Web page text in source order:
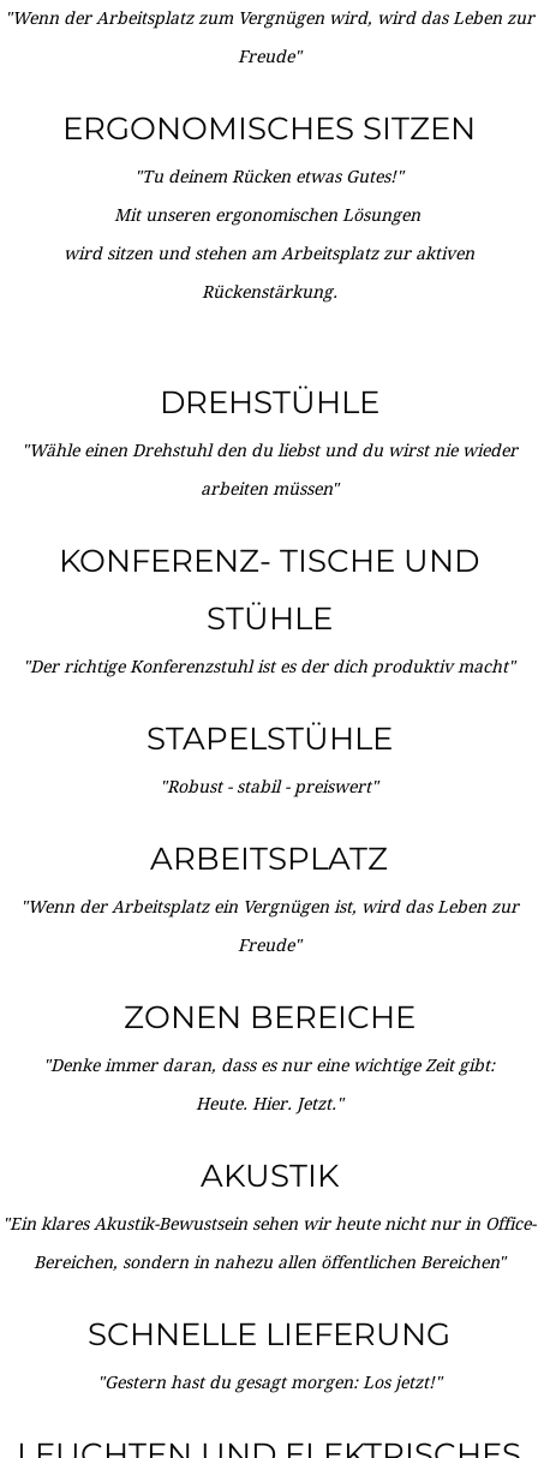
"Wenn der Arbeitsplatz zum Vergnügen wird, wird das Leben zur
Freude"
ERGONOMISCHES SITZEN
"Tu deinem Rücken etwas Gutes!"
Mit unseren ergonomischen Lösungen
wird sitzen und stehen am Arbeitsplatz zur aktiven
Rückenstärkung.
DREHSTÜHLE
"Wähle einen Drehstuhl den du liebst und du wirst nie wieder
arbeiten müssen"
KONFERENZ- TISCHE UND
STÜHLE
"Der richtige Konferenzstuhl ist es der dich produktiv macht"
STAPELSTÜHLE
"Robust - stabil - preiswert"
ARBEITSPLATZ
"Wenn der Arbeitsplatz ein Vergnügen ist, wird das Leben zur
Freude"
ZONEN BEREICHE
"Denke immer daran, dass es nur eine wichtige Zeit gibt:
Heute. Hier. Jetzt."
AKUSTIK
"Ein klares Akustik-Bewustsein sehen wir heute nicht nur in Office-
Bereichen, sondern in nahezu allen öffentlichen Bereichen"
SCHNELLE LIEFERUNG
"Gestern hast du gesagt morgen: Los jetzt!"